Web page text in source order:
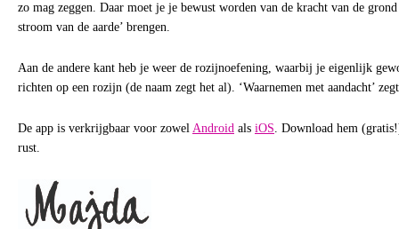
zo mag zeggen. Daar moet je je bewust worden van de kracht van de grond
stroom van de aarde’ brengen.
Aan de andere kant heb je weer de rozijnoefening, waarbij je eigenlijk
richten op een rozijn (de naam zegt het al). ‘Waarnemen met aandacht’
De app is verkrijgbaar voor zowel Android als iOS. Download hem
rust.